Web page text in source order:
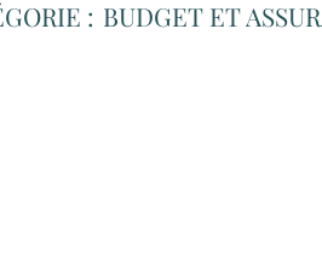
BUDGET ET